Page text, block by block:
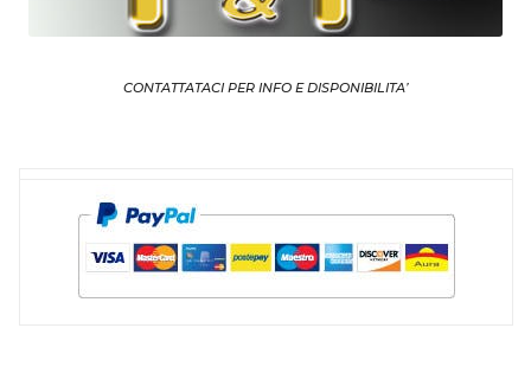
CONTATTATACI PER INFO E DISPONIBILITA’